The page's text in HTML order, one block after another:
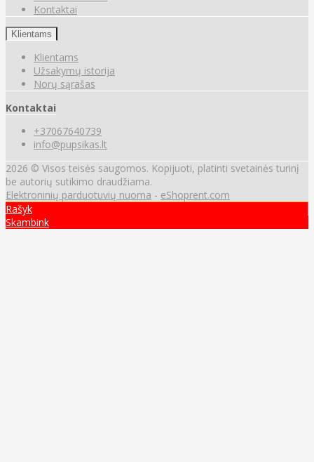
Kontaktai
Klientams
Klientams
Užsakymų istorija
Norų sąrašas
Kontaktai
+37067640739
info@pupsikas.lt
2026 © Visos teisės saugomos. Kopijuoti, platinti svetainės turinį
be autorių sutikimo draudžiama.
Elektroninių parduotuvių nuoma - eShoprent.com
Rašyk
Skambink